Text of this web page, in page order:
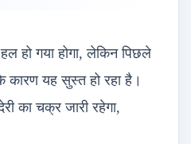
हो गया होगा, लेकिन पिछले
कारण यह सुस्त हो रहा है।
का चक्र जारी रहेगा,